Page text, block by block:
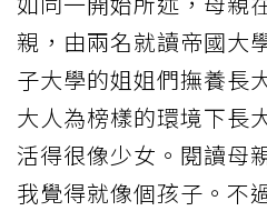
親，由兩名就讀帝國大
子大學的姐姐們撫養長
大人為榜樣的環境下長
活得很像少女。閱讀母
我覺得就像個孩子。不